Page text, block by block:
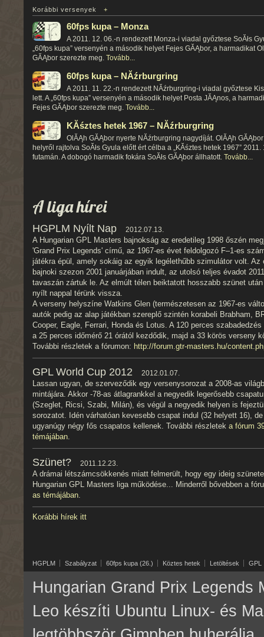
Korábbi versenyek +
60fps kupa – Monza
A 2011. 12. 06.-n rendezett Monza-i viadal győztese SoĂłs
„60fps kupa” versenyén a második helyet Fejes GĂĄbor, a harmadikat
GĂĄbor szerezte meg. Tovább...
60fps kupa – NĂźrburgring
A 2011. 11. 22.-n rendezett NĂźrburgring-i viadal győztese
lett. A „60fps kupa” versenyén a második helyet Posta JĂĄnos, a
Fejes GĂĄbor szerezte meg. Tovább...
KĂśztes hetek 1967 – NĂźrburgring
OlĂĄh GĂĄbor nyerte NĂźrburgring nagydíját. OlĂĄh
helyről rajtolva SoĂłs Gyula előtt ért célba a „KĂśztes hetek 1967” 2011.
futamán. A dobogó harmadik fokára SoĂłs GĂĄbor állhatott. Tovább...
A liga hírei
HGPLM Nyílt Nap 2012.07.13.
A Hungarian GPL Masters bajnokság az eredetileg 1998 őszén
'Grand Prix Legends' című, az 1967-es évet feldolgozó F–1-es
játékra épül, amely sokáig az egyik legélethűbb szimulátor volt. Az
bajnoki szezon 2001 januárjában indult, az utolsó teljes évadot 2011
tavaszán zártuk le. Az elmúlt télen beiktatott hosszabb szünet
nyílt nappal térünk vissza.
A verseny helyszíne Watkins Glen (természetesen az 1967-es
autók pedig az alap játékban szereplő szintén korabeli Brabham,
Cooper, Eagle, Ferrari, Honda és Lotus. A 120 perces szabadedzés
a 25 perces időmérő 21 órától kezdődik, majd a 33 körös verseny
További részletek a fórumon: http://forum.gtr-masters.hu/
GPL World Cup 2012 2012.01.07.
Lassan ugyan, de szerveződik egy versenysorozat a 2008-as
mintájára. Akkor -78-as átlagrankkel a negyedik legerősebb
(Szeglet, Ricsi, Szabi, Milán), és végül a negyedik helyen is
sorozatot. Idén várhatóan kevesebb csapat indul (32 helyett 16), de
ugyanúgy négy fős csapatos kellenek. További részletek a fórum
témájában.
Szünet? 2011.12.23.
A drámai létszámcsökkenés miatt felmerült, hogy egy ideig
Hungarian GPL Masters liga működése... Minderről bővebben a
as témájában.
Korábbi hírek itt
HGPLM Szabályzat 60fps kupa (26.) Köztes hetek Letöltések GPL
Hungarian Grand Prix Legends
Leo készíti Ubuntu Linux- és